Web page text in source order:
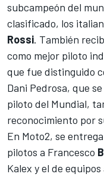
subcampeón del
clasificado, los
Rossi. También
como mejor piloto
que fue distinguido
Dani Pedrosa, que
piloto del Mundial,
reconocimiento por
En Moto2, se
pilotos a Francesco
Kalex y el de